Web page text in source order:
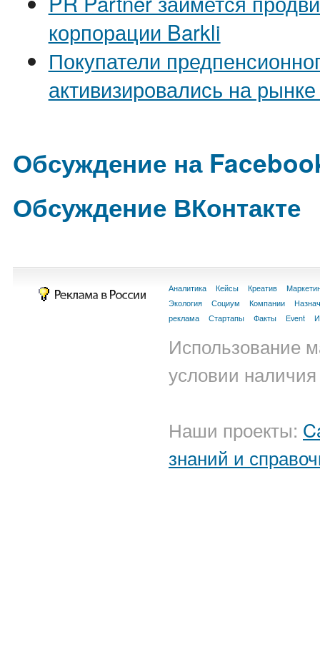
корпорации Barkli
Покупатели
активизировались на
Обсуждение на
Обсуждение ВКонтакте
Аналитика Кейсы Креатив
Экология
Социум Компании
реклама
Стартапы Факты Event
Использование
условии
Наши проекты:
знаний и